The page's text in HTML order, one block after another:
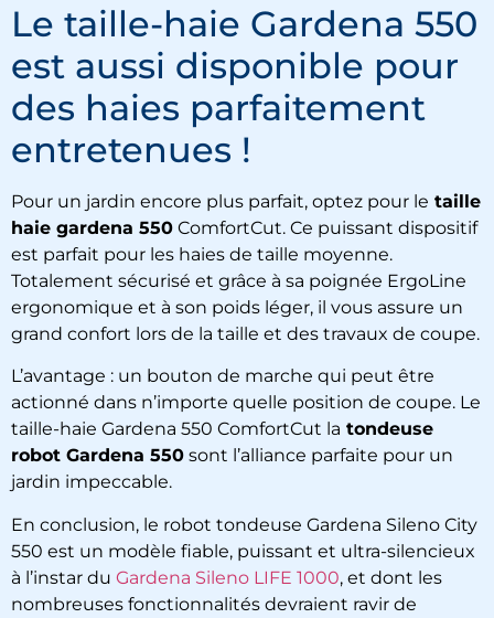
Le taille-haie Gardena 550
est aussi disponible pour
des haies parfaitement
entretenues !
Pour un jardin encore plus parfait, optez pour le taille
haie gardena 550 ComfortCut. Ce puissant dispositif
est parfait pour les haies de taille moyenne.
Totalement sécurisé et grâce à sa poignée ErgoLine
ergonomique et à son poids léger, il vous assure un
grand confort lors de la taille et des travaux de coupe.
L’avantage : un bouton de marche qui peut être
actionné dans n’importe quelle position de coupe. Le
taille-haie Gardena 550 ComfortCut la tondeuse
robot Gardena 550 sont l’alliance parfaite pour un
jardin impeccable.
En conclusion, le robot tondeuse Gardena Sileno City
550 est un modèle fiable, puissant et ultra-silencieux
à l’instar du Gardena Sileno LIFE 1000​, et dont les
nombreuses fonctionnalités devraient ravir de